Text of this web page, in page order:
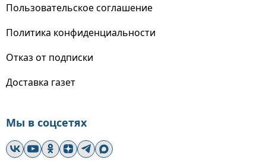
Пользовательское соглашение
Политика конфиденциальности
Отказ от подписки
Доставка газет
Мы в соцсетях